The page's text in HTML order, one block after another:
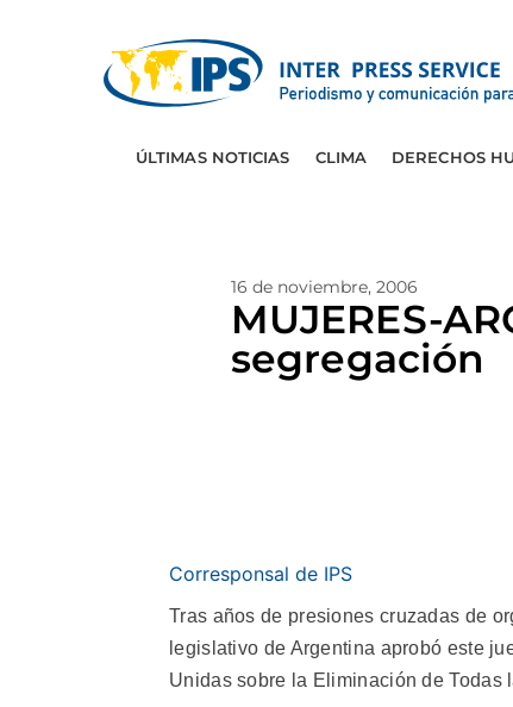
ÚLTIMAS NOTICIAS CLIMA DERECHOS
16 de noviembre, 2006
MUJERES-
segregación
Corresponsal de IPS
Tras años de presiones cruzadas de
legislativo de Argentina aprobó este
Unidas sobre la Eliminación de Todas